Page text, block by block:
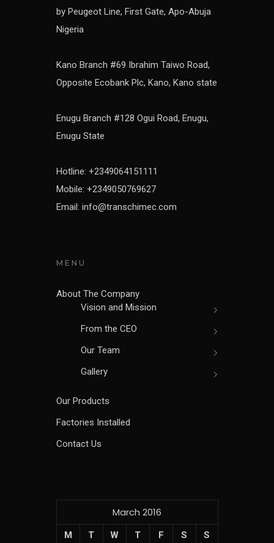
by Peugeot Line, First Gate, Apo-Abuja
Nigeria
Kano Branch #69 Ibrahim Taiwo Road,
Opposite Ecobank Plc, Kano, Kano state
Enugu Branch #128 Ogui Road, Enugu,
Enugu State
Hotline: +2349064151111
Mobile: +2349050769627
Email: info@transchimec.com
MENU
About The Company
Vision and Mission
From the CEO
Our Team
Gallery
Our Products
Factories Installed
Contact Us
March 2016
M T W T F S S